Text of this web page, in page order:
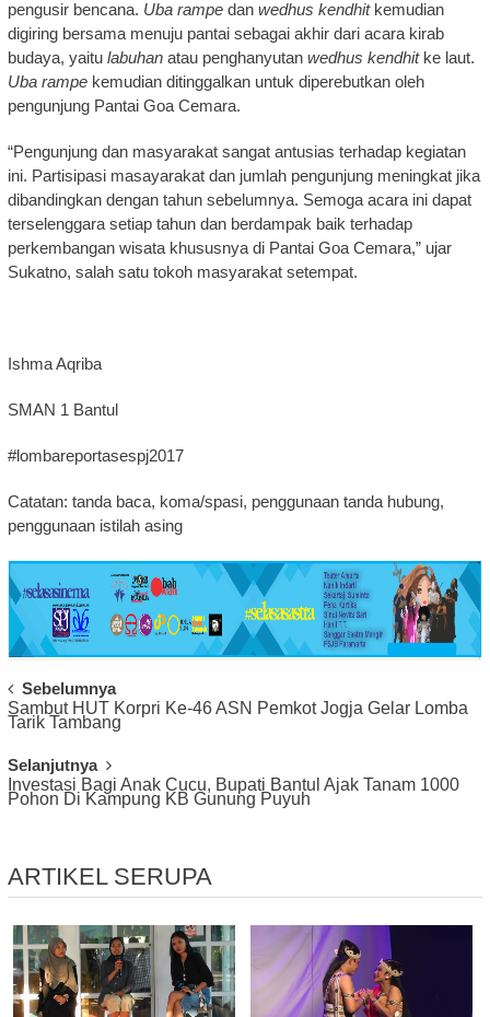
pengusir bencana. Uba rampedan wedhus kendhitkemudian
digiring bersama menuju pantai sebagai akhir dari acara kirab
budaya, yaitu labuhanatau penghanyutan wedhus kendhitke laut.
Uba rampekemudian ditinggalkan untuk diperebutkan oleh
pengunjung Pantai Goa Cemara.
“Pengunjung dan masyarakat sangat antusias terhadap kegiatan
ini. Partisipasi masayarakat dan jumlah pengunjung meningkat jika
dibandingkan dengan tahun sebelumnya. Semoga acara ini dapat
terselenggara setiap tahun dan berdampak baik terhadap
perkembangan wisata khususnya di Pantai Goa Cemara,” ujar
Sukatno, salah satu tokoh masyarakat setempat.
Ishma Aqriba
SMAN 1 Bantul
#lombareportasespj2017
Catatan: tanda baca, koma/spasi, penggunaan tanda hubung,
penggunaan istilah asing
Post
Navigation
Sebelumnya
Sambut HUT Korpri Ke-46 ASN Pemkot Jogja Gelar Lomba
Tarik Tambang
Selanjutnya
Investasi Bagi Anak Cucu, Bupati Bantul Ajak Tanam 1000
Pohon Di Kampung KB Gunung Puyuh
ARTIKEL SERUPA